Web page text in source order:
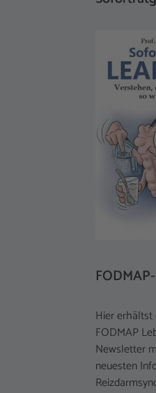
Hier
FODMAP
Newsletter
neuesten